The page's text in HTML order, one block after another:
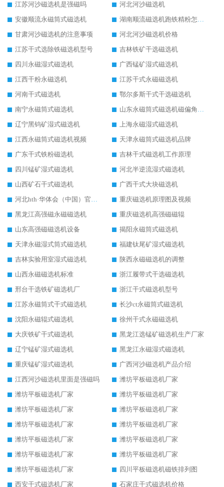
江苏河沙磁选机是强磁吗
河北河沙磁选机
安徽顺流永磁筒式磁选机
湖南顺流磁选机跑铁精粉怎么处理
甘肃河沙磁选机的注意事项
河北河沙磁选机价格
江苏干式选除铁磁选机型号
吉林铁矿干选磁选机
四川永磁湿式磁选机
广西锰矿湿式磁选机
江西干粉永磁选机
江苏干式永磁磁选机
河南干式磁选机
鄂尔多斯干式干选磁选机
南宁永磁筒式磁选机
山东永磁筒式磁选机磁偏角怎么调整
辽宁黑钨矿湿式磁选机
上海永磁湿式磁选机
江西永磁筒式磁选机视频
天津永磁筒式磁选机品牌
广东干式铁粉磁选机
吉林干式磁选机工作原理
四川锰矿湿式磁选机
河北半逆流湿式磁选机
山西矿石干式磁选机
广西干式大块磁选机
河北hth·华体会（中国）官方网站-hth.com 工作视频
重庆磁选机原理图及视频
黑龙江高强磁永磁磁选机
重庆磁选机高强磁磁辊
山东高强磁磁选机设备
揭阳永磁筒式磁选机
天津永磁湿式筒式磁选机
福建钛尾矿湿式磁选机
吉林实验用室湿式磁选机
陕西永磁磁选机的调整
山西永磁磁选机标准
浙江履带式干选磁选机
邢台干选铁矿磁选机厂
浙江干式磁选机型号
江苏永磁筒式干式磁选机
长沙ct永磁筒式磁选机
沈阳永磁辊式磁选机
徐州干式永磁磁选机
大庆铁矿干式磁选机
黑龙江选锰矿磁选机生产厂家
辽宁锰矿湿式磁选机
黑龙江永磁湿式磁选机
重庆锰矿湿式磁选机
广西河沙磁选机产品介绍
江西河沙磁选机里面是强磁吗
潍坊平板磁选机厂家
潍坊平板磁选机厂家
潍坊平板磁选机厂家
潍坊平板磁选机厂家
潍坊平板磁选机厂家
潍坊平板磁选机厂家
潍坊平板磁选机厂家
潍坊平板磁选机厂家
潍坊平板磁选机厂家
潍坊平板磁选机厂家
潍坊平板磁选机厂家
潍坊平板磁选机厂家
四川平板磁选机磁铁排列图
西安干式磁选机厂家
石家庄干式磁选机价格